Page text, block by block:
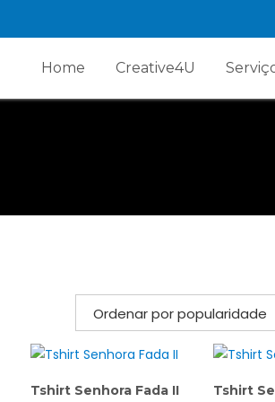
Home Creative4U
Tshirt Senhora Fada II Tshirt